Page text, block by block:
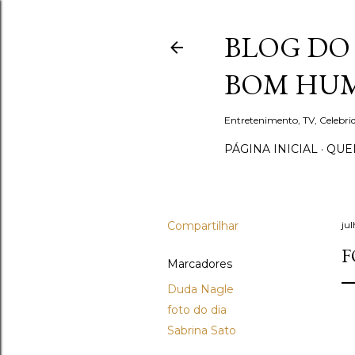
BLOG
BOM
Entretenimento, TV,
PÁGINA INICIAL
Compartilhar
Marcadores
Duda Nagle
foto do dia
Sabrina Sato